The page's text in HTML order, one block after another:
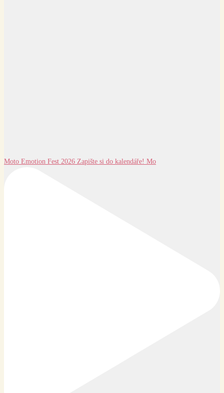
Moto Emotion Fest 2026 Zapište si do kalendáře! Mo